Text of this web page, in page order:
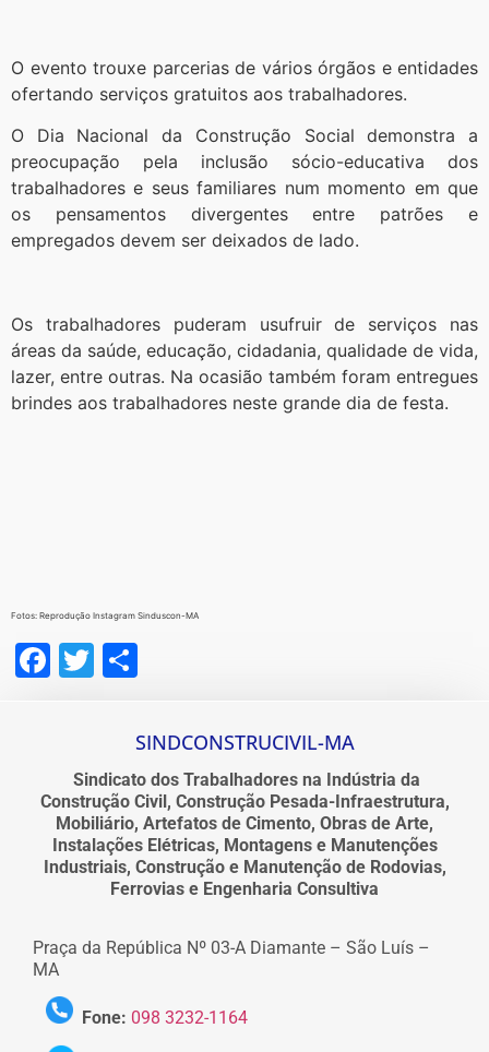
O evento trouxe parcerias de vários órgãos e entidades
ofertando serviços gratuitos aos trabalhadores.
O Dia Nacional da Construção Social demonstra a
preocupação pela inclusão sócio-educativa dos
trabalhadores e seus familiares num momento em que
os pensamentos divergentes entre patrões e
empregados devem ser deixados de lado.
Os trabalhadores puderam usufruir de serviços nas
áreas da saúde, educação, cidadania, qualidade de vida,
lazer, entre outras. Na ocasião também foram entregues
brindes aos trabalhadores neste grande dia de festa.
Fotos: Reprodução Instagram Sinduscon-MA
Facebook
Twitter
SINDCONSTRUCIVIL-MA
Sindicato dos Trabalhadores na Indústria da
Construção Civil, Construção Pesada-Infraestrutura,
Mobiliário, Artefatos de Cimento, Obras de Arte,
Instalações Elétricas, Montagens e Manutenções
Industriais, Construção e Manutenção de Rodovias,
Ferrovias e Engenharia Consultiva
Praça da República Nº 03-A Diamante – São Luís –
MA
Fone: 098 3232-1164